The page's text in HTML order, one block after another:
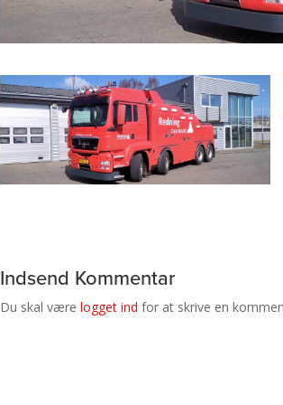
Indsend Kommentar
Du skal værelogget ind for at skrive en